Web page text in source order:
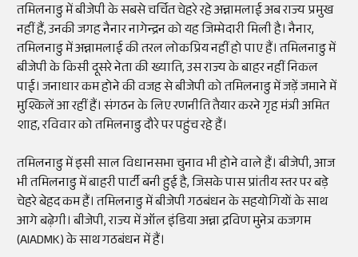
तमिलनाडु में बीजेपी के सबसे चर्चित चेहरे रहे अन्नामलाई अब राज्य प्रमुख
नहीं हैं, उनकी जगह नैनार नागेन्द्रन को यह जिम्मेदारी मिली है। नैनार,
तमिलनाडु में अन्नामलाई की तरल लोकप्रिय नहीं हो पाए हैं। तमिलनाडु में
बीजेपी के किसी दूसरे नेता की ख्याति, उस राज्य के बाहर नहीं निकल
पाई। जनाधार कम होने की वजह से बीजेपी को तमिलनाडु में जड़ें जमाने में
मुश्किलें आ रहीं हैं। संगठन के लिए रणनीति तैयार करने गृह मंत्री अमित
शाह, रविवार को तमिलनाडु दौरे पर पहुंच रहे हैं।
तमिलनाडु में इसी साल विधानसभा चुनाव भी होने वाले हैं। बीजेपी, आज
भी तमिलनाडु में बाहरी पार्टी बनी हुई है, जिसके पास प्रांतीय स्तर पर बड़े
चेहरे बेहद कम हैं। तमिलनाडु में बीजेपी गठबंधन के सहयोगियों के साथ
आगे बढ़ेगी। बीजेपी, राज्य में ऑल इंडिया अन्ना द्रविण मुनेत्र कजगम
(AIADMK) के साथ गठबंधन में हैं।